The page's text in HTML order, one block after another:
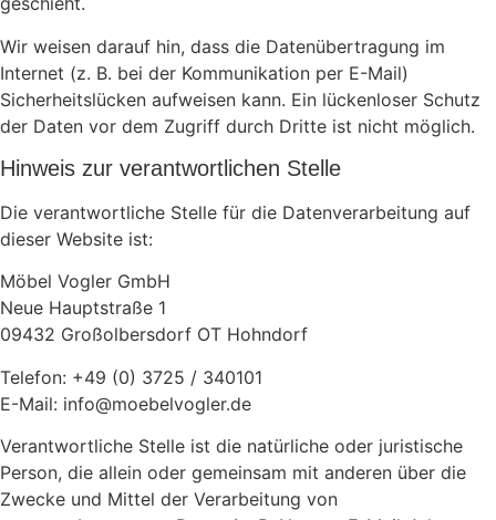
Wir weisen darauf hin, dass die Datenübertragung im
Internet (z. B. bei der Kommunikation per E-Mail)
Sicherheitslücken aufweisen kann. Ein lückenloser Schutz
der Daten vor dem Zugriff durch Dritte ist nicht möglich.
Hinweis zur verantwortlichen Stelle
Die verantwortliche Stelle für die Datenverarbeitung auf
dieser Website ist:
Möbel Vogler GmbH
Neue Hauptstraße 1
09432 Großolbersdorf OT Hohndorf
Telefon: +49 (0) 3725 / 340101
E-Mail: info@moebelvogler.de
Verantwortliche Stelle ist die natürliche oder juristische
Person, die allein oder gemeinsam mit anderen über die
Zwecke und Mittel der Verarbeitung von